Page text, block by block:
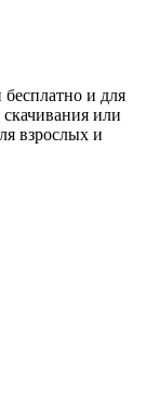
и для
или
взрослых и